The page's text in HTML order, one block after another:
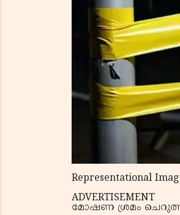
Representational
ADVERTISEMENT
മോഷണ ശ്രമം